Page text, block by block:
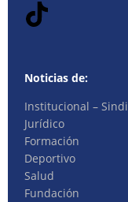
Noticias de:
Institucional –
Jurídico
Formación
Deportivo
Salud
Fundación